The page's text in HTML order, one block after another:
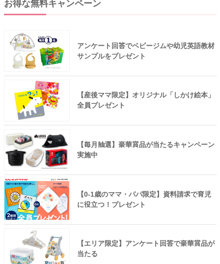
お得な無料キャンペーン
アンケート回答でベビージムや幼児英語教材
サンプルをプレゼント
【産後ママ限定】オリジナル「しかけ絵本」
全員プレゼント
【毎月抽選】豪華賞品が当たるキャンペーン
実施中
【0-1歳のママ・パパ限定】資料請求で育児
に役立つ！プレゼント
【エリア限定】アンケート回答で豪華賞品が
当たる